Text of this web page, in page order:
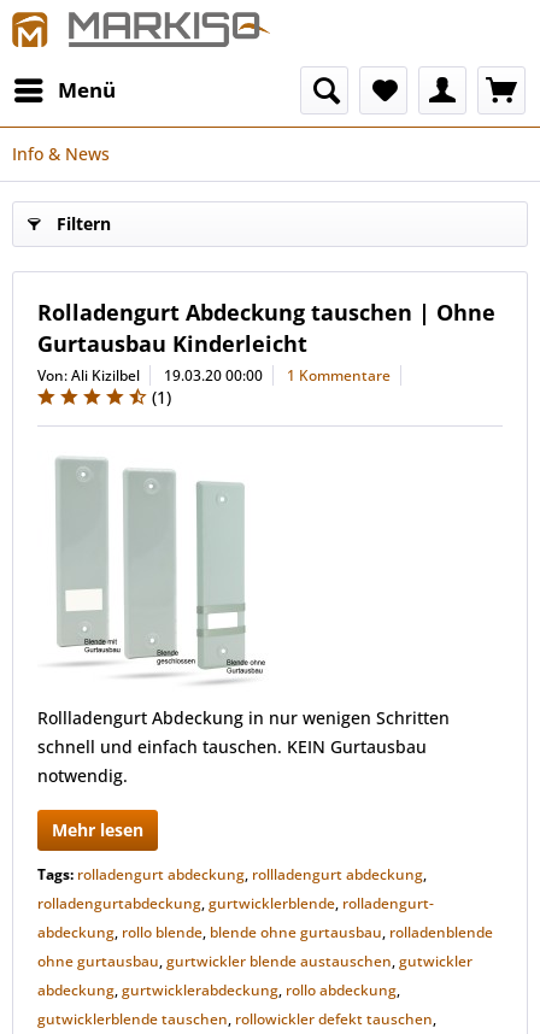
Menü
Info & News
Filtern
Rolladengurt Abdeckung tauschen | Ohne
Gurtausbau Kinderleicht
Von: Ali Kizilbel 19.03.20 00:00 1 Kommentare
(1)
Rollladengurt Abdeckung in nur wenigen Schritten
schnell und einfach tauschen. KEIN Gurtausbau
notwendig.
Mehr lesen
Tags: rolladengurt abdeckung, rollladengurt abdeckung,
rolladengurtabdeckung,gurtwicklerblende, rolladengurt-
abdeckung, rollo blende, blende ohne gurtausbau, rolladenblende
ohne gurtausbau,gurtwickler blende austauschen,gutwickler
abdeckung,gurtwicklerabdeckung, rollo abdeckung,
gutwicklerblende tauschen, rollowickler defekt tauschen,